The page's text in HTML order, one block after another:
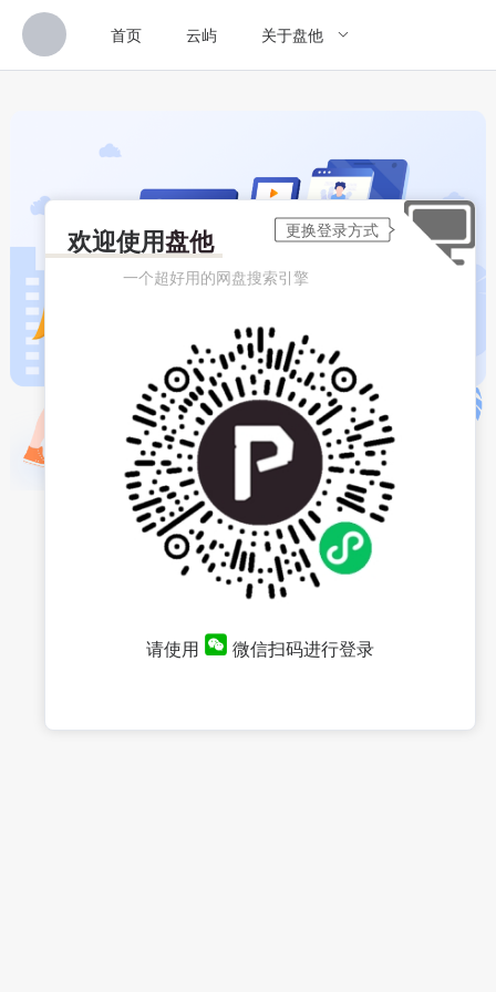
首页 云屿 关于盘他
欢迎使用盘他
一个超好用的网盘搜索引擎
请使用 微信扫码进行登录